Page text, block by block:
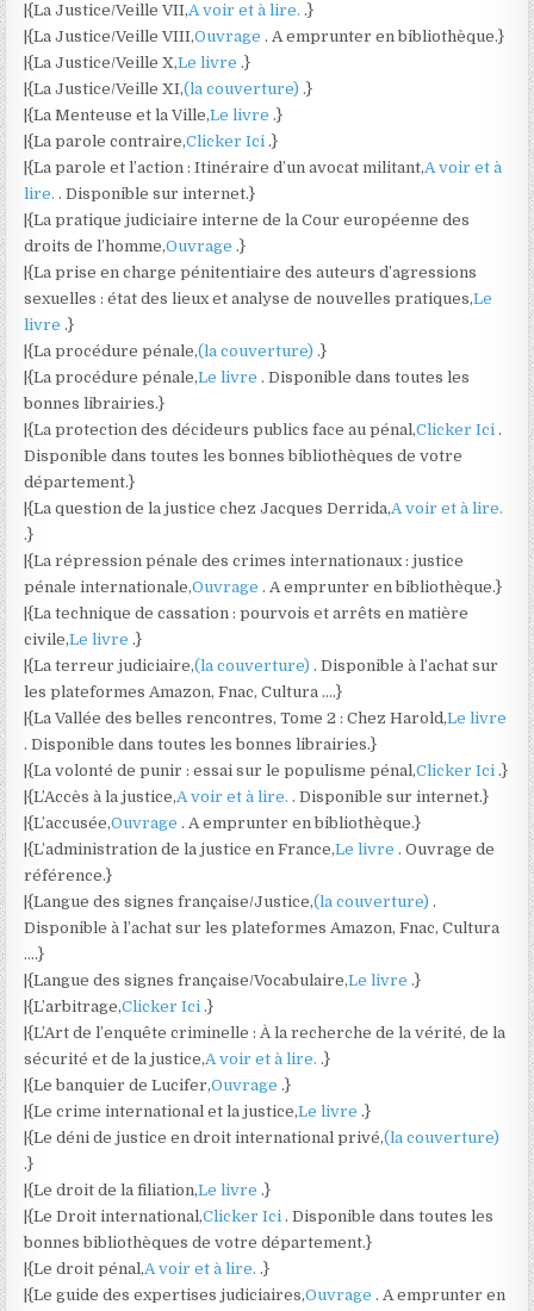
|{La Justice/Veille VII,A voir et à lire..}
|{La Justice/Veille VIII,Ouvrage. A emprunter en bibliothèque.}
|{La Justice/Veille X,Le livre.}
|{La Justice/Veille XI,(la couverture).}
|{La Menteuse et la Ville,Le livre.}
|{La parole contraire,Clicker Ici.}
|{La parole et l’action : Itinéraire d’un avocat militant,A voir et à
lire.. Disponible sur internet.}
|{La pratique judiciaire interne de la Cour européenne des
droits de l’homme,Ouvrage.}
|{La prise en charge pénitentiaire des auteurs d’agressions
sexuelles : état des lieux et analyse de nouvelles pratiques,Le
livre.}
|{La procédure pénale,(la couverture).}
|{La procédure pénale,Le livre. Disponible dans toutes les
bonnes librairies.}
|{La protection des décideurs publics face au pénal,Clicker Ici.
Disponible dans toutes les bonnes bibliothèques de votre
département.}
|{La question de la justice chez Jacques Derrida,A voir et à lire.
.}
|{La répression pénale des crimes internationaux : justice
pénale internationale,Ouvrage. A emprunter en bibliothèque.}
|{La technique de cassation : pourvois et arrêts en matière
civile,Le livre.}
|{La terreur judiciaire,(la couverture). Disponible à l’achat sur
les plateformes Amazon, Fnac, Cultura ….}
|{La Vallée des belles rencontres, Tome 2 : Chez Harold,Le livre
. Disponible dans toutes les bonnes librairies.}
|{La volonté de punir : essai sur le populisme pénal,Clicker Ici.}
|{L’Accès à la justice,A voir et à lire.. Disponible sur internet.}
|{L’accusée,Ouvrage. A emprunter en bibliothèque.}
|{L’administration de la justice en France,Le livre. Ouvrage de
référence.}
|{Langue des signes française/Justice,(la couverture).
Disponible à l’achat sur les plateformes Amazon, Fnac, Cultura
….}
|{Langue des signes française/Vocabulaire,Le livre.}
|{L’arbitrage,Clicker Ici.}
|{L’Art de l’enquête criminelle : À la recherche de la vérité, de la
sécurité et de la justice,A voir et à lire..}
|{Le banquier de Lucifer,Ouvrage.}
|{Le crime international et la justice,Le livre.}
|{Le déni de justice en droit international privé,(la couverture)
.}
|{Le droit de la filiation,Le livre.}
|{Le Droit international,Clicker Ici. Disponible dans toutes les
bonnes bibliothèques de votre département.}
|{Le droit pénal,A voir et à lire..}
|{Le guide des expertises judiciaires,Ouvrage. A emprunter en